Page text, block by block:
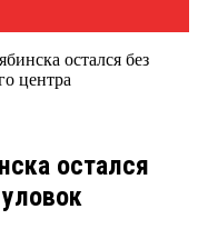
остался без
центра
остался